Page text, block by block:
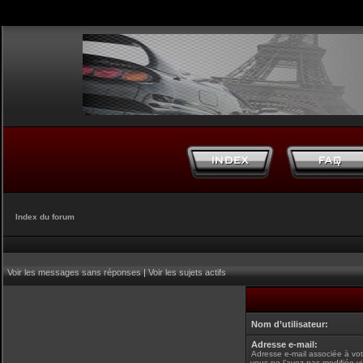
Index du forum
Voir les messages sans réponses|Voir les sujets actifs
Nom d’utilisateur:
Adresse e-mail:
Adresse e-mail associée à